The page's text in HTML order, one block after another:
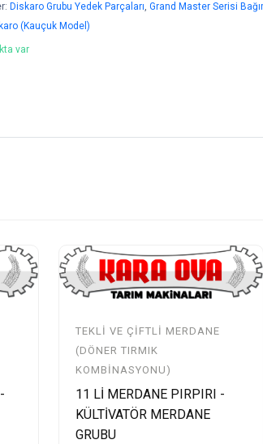
Diskaro Grubu Yedek Parçaları, Grand Master Serisi
(Kauçuk Model)
var
TEKLI VE ÇIFTLI MERDANE
(DÖNER TIRMIK
KOMBINASYONU)
11 Lİ MERDANE PIRPIRI -
KÜLTİVATÖR MERDANE
GRUBU